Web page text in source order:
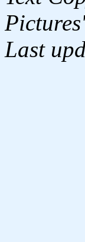
Last